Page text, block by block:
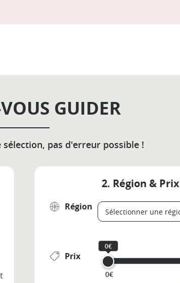
GUIDER
pas d'erreur possible !
2. Région & Prix
Région
Prix
0€
0€